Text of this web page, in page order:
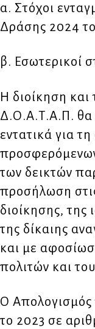
α. Στόχοι
Δράσης 2024
β. Εσωτερικοί
Η διοίκηση
Δ.Ο.Α.Τ.Α.Π. θα
εντατικά για
των δεικτών
προσήλωση
διοίκησης, της
της δίκαιης
και με
πολιτών και
Ο
το 2023 σε